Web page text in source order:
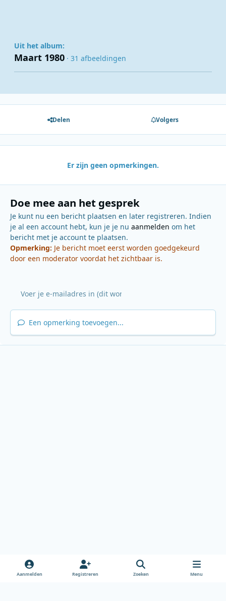
Uit het album:
Maart 1980 · 31 afbeeldingen
Delen Volgers
Er zijn geen opmerkingen.
Doe mee aan het gesprek
Je kunt nu een bericht plaatsen en later registreren. Indien
je al een account hebt, kun je je nu aanmelden om het
bericht met je account te plaatsen.
Opmerking: Je bericht moet eerst worden goedgekeurd
door een moderator voordat het zichtbaar is.
Een opmerking toevoegen...
Aanmelden Registreren Zoeken Menu